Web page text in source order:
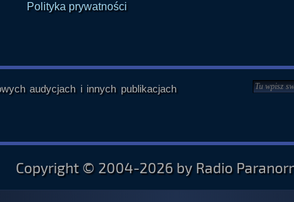
Polityka prywatności
audycjach i innych publikacjach
Copyright © 2004-2026 by Radio